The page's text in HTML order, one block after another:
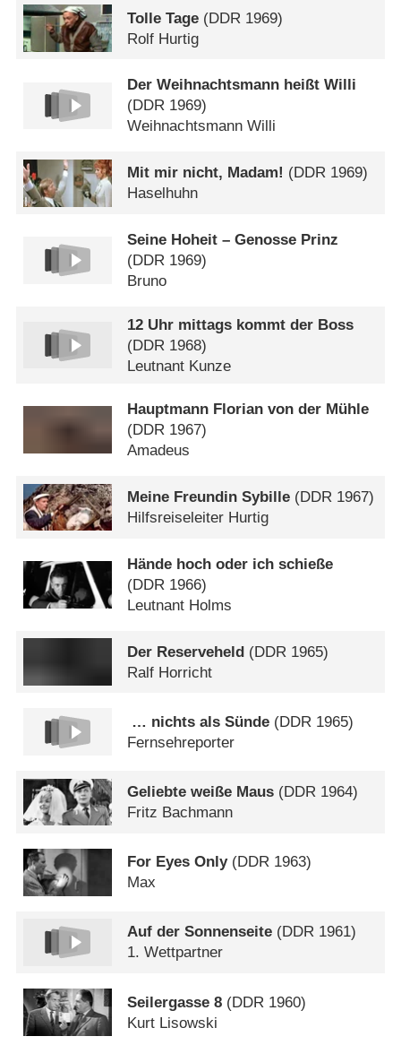
Tolle Tage (DDR 1969)
Rolf Hurtig
Der Weihnachtsmann heißt Willi
(DDR 1969)
Weihnachtsmann Willi
Mit mir nicht, Madam! (DDR 1969)
Haselhuhn
Seine Hoheit – Genosse Prinz
(DDR 1969)
Bruno
12 Uhr mittags kommt der Boss
(DDR 1968)
Leutnant Kunze
Hauptmann Florian von der Mühle
(DDR 1967)
Amadeus
Meine Freundin Sybille (DDR 1967)
Hilfsreiseleiter Hurtig
Hände hoch oder ich schieße
(DDR 1966)
Leutnant Holms
Der Reserveheld (DDR 1965)
Ralf Horricht
… nichts als Sünde (DDR 1965)
Fernsehreporter
Geliebte weiße Maus (DDR 1964)
Fritz Bachmann
For Eyes Only(DDR 1963)
Max
Auf der Sonnenseite (DDR 1961)
1. Wettpartner
Seilergasse 8 (DDR 1960)
Kurt Lisowski